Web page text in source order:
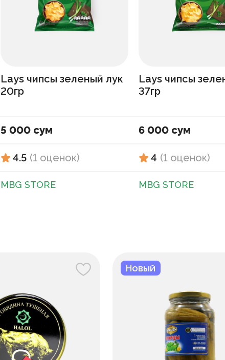
Lays чипсы зеленый лук
20гр
5 000 сум
4.5 (1 оценок)
MBG STORE
Lays чипсы
37гр
6 000 сум
4 (1 оценок)
MBG STORE
Новый